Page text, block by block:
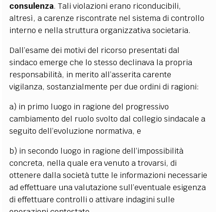
consulenza. Tali violazioni erano riconducibili,
altresì, a carenze riscontrate nel sistema di controllo
interno e nella struttura organizzativa societaria.
Dall’esame dei motivi del ricorso presentati dal
sindaco emerge che lo stesso declinava la propria
responsabilità, in merito all’asserita carente
vigilanza, sostanzialmente per due ordini di ragioni:
a) in primo luogo in ragione del progressivo
cambiamento del ruolo svolto dal collegio sindacale a
seguito dell’evoluzione normativa, e
b) in secondo luogo in ragione dell’impossibilità
concreta, nella quale era venuto a trovarsi, di
ottenere dalla società tutte le informazioni necessarie
ad effettuare una valutazione sull’eventuale esigenza
di effettuare controlli o attivare indagini sulle